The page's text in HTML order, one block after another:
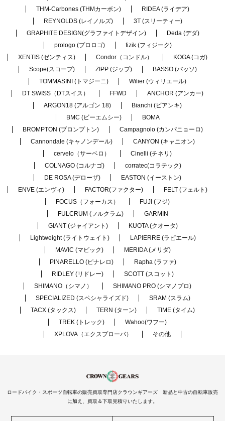
THM-Carbones (THMカーボン)
RIDEA (ライデア)
REYNOLDS (レイノルズ)
3T (スリーティー)
GRAPHITE DESIGN(グラファイトデザイン)
Deda (デダ)
prologo (プロロゴ)
fizik (フィジーク)
XENTIS (ゼンティス)
Condor（コンドル）
KOGA (コガ)
Scope(スコープ)
ZIPP (ジップ)
BASSO (バッソ)
TOMMASINI (トマジーニ)
Wilier (ウィリエール)
DT SWISS（DTスイス）
FFWD
ANCHOR (アンカー)
ARGON18 (アルゴン 18)
Bianchi (ビアンキ)
BMC (ビーエムシー)
BOMA
BROMPTON (ブロンプトン)
Campagnolo (カンパニョーロ)
Cannondale (キャノンデール)
CANYON (キャニオン)
cervelo（サーベロ）
Cinelli (チネリ)
COLNAGO (コルナゴ)
corratec(コラテック)
DE ROSA (デローザ)
EASTON (イーストン)
ENVE (エンヴィ)
FACTOR(ファクター)
FELT (フェルト)
FOCUS（フォーカス）
FUJI (フジ)
FULCRUM (フルクラム)
GARMIN
GIANT (ジャイアント)
KUOTA (クオータ)
Lightweight (ライトウェイト)
LAPIERRE (ラピエール)
MAVIC (マビック)
MERIDA (メリダ)
PINARELLO (ピナレロ)
Rapha (ラファ)
RIDLEY (リドレー)
SCOTT (スコット)
SHIMANO（シマノ）
SHIMANO PRO (シマノプロ)
SPECIALIZED (スペシャライズド)
SRAM (スラム)
TACX (タックス)
TERN (ターン)
TIME (タイム)
TREK (トレック)
Wahoo(ワフー)
XPLOVA（エクスプローバ）
その他
ロードバイク・スポーツ自転車の販売買取専門店クラウンギアーズ 新品と中古の自転車販売
に加え、買取＆下取見積りいたします。